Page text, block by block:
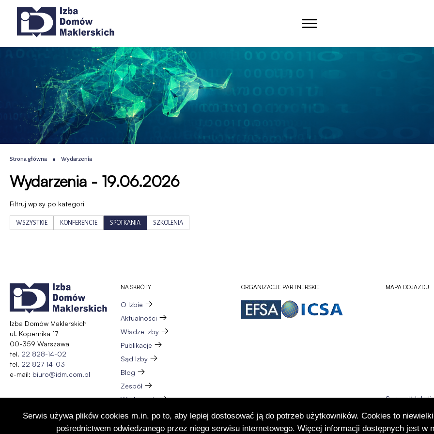
Serwis używa plików cookies m.in. po to, aby lepiej dostosować ją do potrzeb użytkowników. Cookies to
pośrednictwem odwiedzanego przez niego serwisu internetowego. Więcej informacji dostępnych jest w
Wydarzenia
Izba
Domów
Maklerskich
Przejdź
głównego
Przejdź
Przejdź
wyszukiwania
Przejdź
nawigacja
Ścieżka
nawigacyjna
Strona główna Wydarzenia
Wydarzenia - 19.06.2026
Filtruj wpisy po kategorii
WSZYSTKIE KONFERENCJE SPOTKANIA SZKOLENIA
Izba Domów Maklerskich
ul. Kopernika 17
00-359 Warszawa
tel. 22 828-14-02
tel. 22 827-14-03
e-mail: biuro@idm.com.pl
NA SKRÓTY
O Izbie
Aktualności
Władze Izby
Publikacje
Sąd Izby
Blog
Zespół
Wydarzenia
Członkostwo
Kontakt
ORGANIZACJE PARTNERSKIE MAPA DOJAZDU
Sprawdź
się
w
nowej